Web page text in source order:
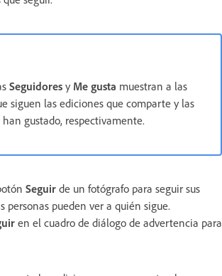
Seguidores y Me gusta muestran a las
siguen las ediciones que comparte y las
gustado, respectivamente.
Seguir de un fotógrafo para seguir sus
personas pueden ver a quién sigue.
en el cuadro de diálogo de advertencia para